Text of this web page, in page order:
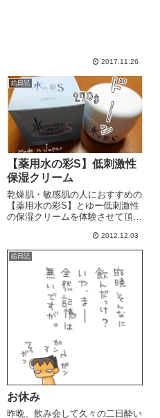
2017.11.26
絵日記
【薬用水の彩S】低刺激性
保湿クリーム
乾燥肌・敏感肌の人におすすめの
【薬用水の彩S】とゆー低刺激性
の保湿クリームを体験させて頂き
万個以上を売り上げ、購入者の
80.9％以上がリピーター！」リピ
ーター率の高さがすごい！！これ
は是非、お試しさせて頂きた...
2012.12.03
絵日記
お休み
昨晩、飲み会して久々の二日酔い